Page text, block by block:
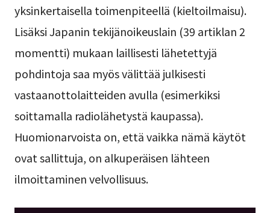
yksinkertaisella toimenpiteellä (kieltoilmaisu).
Lisäksi Japanin tekijänoikeuslain (39 artiklan 2
momentti) mukaan laillisesti lähetettyjä
pohdintoja saa myös välittää julkisesti
vastaanottolaitteiden avulla (esimerkiksi
soittamalla radiolähetystä kaupassa).
Huomionarvoista on, että vaikka nämä käytöt
ovat sallittuja, on alkuperäisen lähteen
ilmoittaminen velvollisuus.